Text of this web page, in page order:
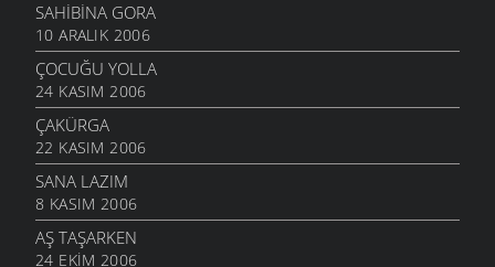
SAHIBINA GORA
10 ARALIK 2006
ÇOCUĞU YOLLA
24 KASIM 2006
ÇAKÜRGA
22 KASIM 2006
SANA LAZIM
8 KASIM 2006
AŞ TAŞARKEN
24 EKIM 2006